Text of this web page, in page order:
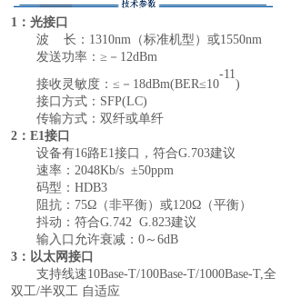
1：光接口
波
长： 1310nm （标准机型）或1550nm
发送功率： ≥－12dBm
接收灵敏度： ≤－ 18dBm(BER≤10
-11
)
接口方式： SFP(LC)
传输方式：双纤或单纤
2： E1接口
设备有16路E1接口，符合G 703建议
速率： 2048Kb/s ±50ppm
码型： HDB3
阻抗： 75Ω（非平衡）或120Ω（平衡）
抖动：符合G.742 G.823建议
输入口允许衰减： 0～6dB
3：以太网接口
支持线速10Base-T/100Base-T/1000Base-T,全
双工/半双工 自适应